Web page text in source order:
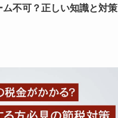
不可？正しい知識と対策